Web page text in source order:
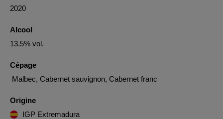
2020
Alcool
13.5% vol.
Cépage
Malbec, Cabernet sauvignon, Cabernet franc
Origine
IGP Extremadura